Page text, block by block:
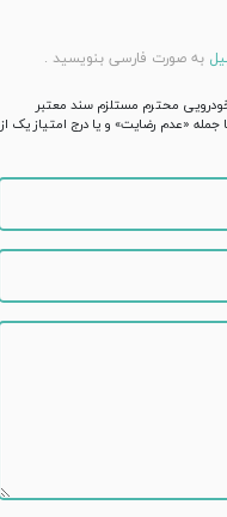
به صورت فارسی بنویسید .
محترم مستلزم سند معتبر
«عدم رضایت» و یا درج امتیاز یک از